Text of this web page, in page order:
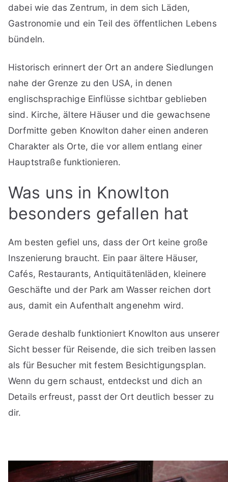
dabei wie das Zentrum, in dem sich Läden,
Gastronomie und ein Teil des öffentlichen Lebens
bündeln.
Historisch erinnert der Ort an andere Siedlungen
nahe der Grenze zu den USA, in denen
englischsprachige Einflüsse sichtbar geblieben
sind. Kirche, ältere Häuser und die gewachsene
Dorfmitte geben Knowlton daher einen anderen
Charakter als Orte, die vor allem entlang einer
Hauptstraße funktionieren.
Was uns in Knowlton
besonders gefallen hat
Am besten gefiel uns, dass der Ort keine große
Inszenierung braucht. Ein paar ältere Häuser,
Cafés, Restaurants, Antiquitätenläden, kleinere
Geschäfte und der Park am Wasser reichen dort
aus, damit ein Aufenthalt angenehm wird.
Gerade deshalb funktioniert Knowlton aus unserer
Sicht besser für Reisende, die sich treiben lassen
als für Besucher mit festem Besichtigungsplan.
Wenn du gern schaust, entdeckst und dich an
Details erfreust, passt der Ort deutlich besser zu
dir.